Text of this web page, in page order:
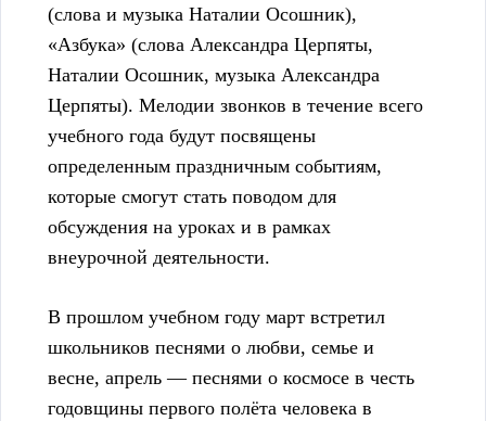
(слова и музыка Наталии Осошник),
«Азбука» (слова Александра Церпяты,
Наталии Осошник, музыка Александра
Церпяты). Мелодии звонков в течение всего
учебного года будут посвящены
определенным праздничным событиям,
которые смогут стать поводом для
обсуждения на уроках и в рамках
внеурочной деятельности.
В прошлом учебном году март встретил
школьников песнями о любви, семье и
весне, апрель — песнями о космосе в честь
годовщины первого полёта человека в